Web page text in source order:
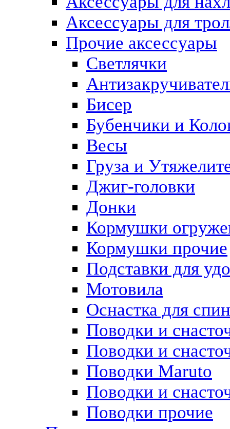
Аксессуары для
Прочие аксессуары
Светлячки
Бисер
Бубенчики и
Весы
Груза и
Джиг-головки
Донки
Кормушки
Кормушки прочие
Подставки для
Мотовила
Оснастка для
Поводки и
Поводки и
Поводки Maruto
Поводки и
Поводки прочие